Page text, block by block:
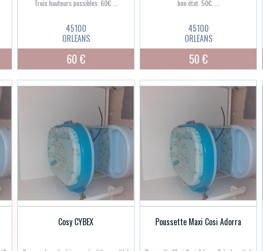
Trois hauteurs possibles. 60€ ...
45100
ORLEANS
60 €
bon état. 50€. ...
45100
ORLEANS
50 €
Cosy CYBEX Poussette Maxi Cosi Adorra